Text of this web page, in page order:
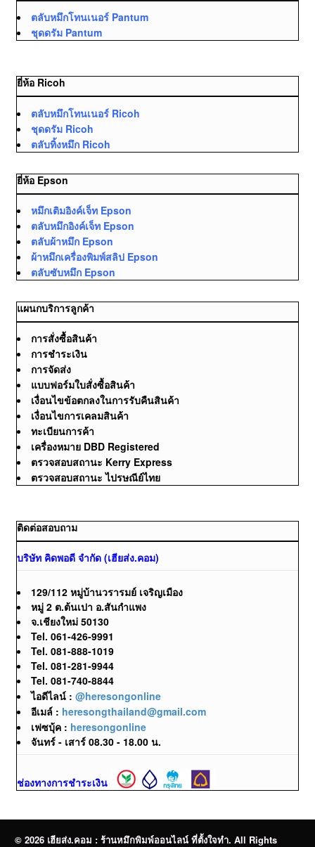
ตลับหมึกโทนเนอร์ Pantum
ชุดดรัม Pantum
ยี่ห้อ Ricoh
ตลับหมึกโทนเนอร์ Ricoh
ชุดดรัม Ricoh
ตลับทิ้งหมึก Ricoh
ยี่ห้อ Epson
หมึกเติมอิงค์เจ็ท Epson
ตลับหมึกอิงค์เจ็ท Epson
ตลับผ้าหมึก Epson
ผ้าหมึกเครื่องพิมพ์สลิป Epson
ตลับซับหมึก Epson
แผนกบริการลูกค้า
การสั่งซื้อสินค้า
การชำระเงิน
การจัดส่ง
แบบฟอร์มใบสั่งซื้อสินค้า
เงื่อนไขข้อตกลงในการรับคืนสินค้า
เงื่อนไขการเคลมสินค้า
ทะเบียนการค้า
เครื่องหมาย DBD Registered
ตรวจสอบสถานะ Kerry Express
ตรวจสอบสถานะ ไปรษณีย์ไทย
ติดต่อสอบถาม
บริษัท คิดพอดี จำกัด (เฮียส่ง.คอม)
129/112 หมู่บ้านวรารมย์ เจริญเมือง
หมู่ 2 ต.ต้นเปา อ.สันกำแพง
จ.เชียงใหม่ 50130
Tel. 061-426-9991
Tel. 081-888-1019
Tel. 081-281-9944
Tel. 081-740-8844
ไอดีไลน์ : @heresongonline
อีเมล์ : heresongthailand@gmail.com
เฟซบุ้ค : heresongonline
จันทร์ - เสาร์ 08.30 - 18.00 น.
ช่องทางการชำระเงิน
© 2026 เฮียส่ง.คอม : ร้านหมึกพิมพ์ออนไลน์ ที่ตั้งใจทำ. All Rights